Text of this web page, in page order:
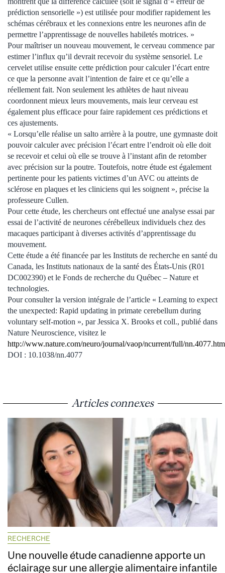
prédiction sensorielle ») est utilisée pour modifier rapidement les
schémas cérébraux et les connexions entre les neurones afin de
permettre l’apprentissage de nouvelles habiletés motrices. »
Pour maîtriser un nouveau mouvement, le cerveau commence par
estimer l’influx qu’il devrait recevoir du système sensoriel. Le
cervelet utilise ensuite cette prédiction pour calculer l’écart entre
ce que la personne avait l’intention de faire et ce qu’elle a
réellement fait. Non seulement les athlètes de haut niveau
coordonnent mieux leurs mouvements, mais leur cerveau est
également plus efficace pour faire rapidement ces prédictions et
ces ajustements.
« Lorsqu’elle réalise un salto arrière à la poutre, une gymnaste doit
pouvoir calculer avec précision l’écart entre l’endroit où elle doit
se recevoir et celui où elle se trouve à l’instant afin de retomber
avec précision sur la poutre. Toutefois, notre étude est également
pertinente pour les patients victimes d’un AVC ou atteints de
sclérose en plaques et les cliniciens qui les soignent », précise la
professeure Cullen.
Pour cette étude, les chercheurs ont effectué une analyse essai par
essai de l’activité de neurones cérébelleux individuels chez des
macaques participant à diverses activités d’apprentissage du
mouvement.
Cette étude a été financée par les Instituts de recherche en santé du
Canada, les Instituts nationaux de la santé des États-Unis (R01
DC002390) et le Fonds de recherche du Québec ‒ Nature et
technologies.
Pour consulter la version intégrale de l’article « Learning to expect
the unexpected: Rapid updating in primate cerebellum during
voluntary self-motion », par Jessica X. Brooks et coll., publié dans
Nature Neuroscience, visitez le
http://www.nature.com/neuro/journal/vaop/ncurrent/full/
DOI : 10.1038/nn.4077
Articles connexes
RECHERCHE
Une nouvelle étude canadienne apporte un
éclairage sur une allergie alimentaire infantile